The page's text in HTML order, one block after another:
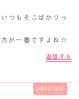
つもそこばかりっ
が一番ですよね☆
返信する
ABOUT ME